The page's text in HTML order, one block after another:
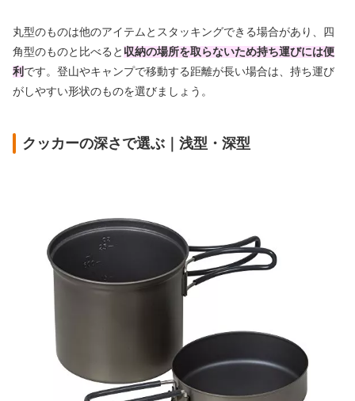
丸型のものは他のアイテムとスタッキングできる場合があり、四
角型のものと比べると 収納の場所を取らないため持ち運びには便
利 です。登山やキャンプで移動する距離が長い場合は、持ち運び
がしやすい形状のものを選びましょう。
クッカーの深さで選ぶ｜浅型・深型